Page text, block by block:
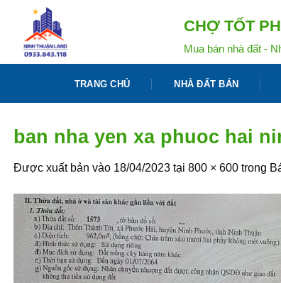
dung
CHỢ TỐT
Mua bán nhà đất -
TRANG CHỦ NHÀ ĐẤT BÁN
ban nha yen xa phuoc hai
Được xuất bản vào 18/04/2023 tại 800 × 600 trong